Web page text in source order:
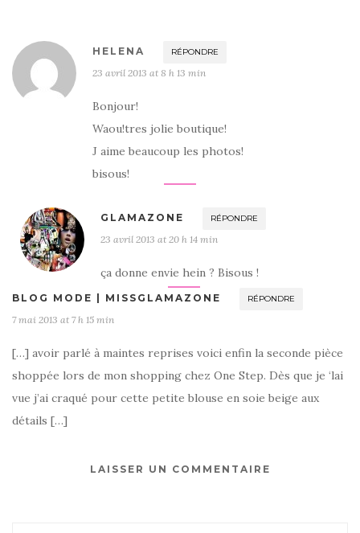
HELENA RÉPONDRE
23 avril 2013 at 8 h 13 min
Bonjour!
Waou!tres jolie boutique!
J aime beaucoup les photos!
bisous!
GLAMAZONE RÉPONDRE
23 avril 2013 at 20 h 14 min
ça donne envie hein ? Bisous !
BLOG MODE | MISSGLAMAZONE RÉPONDRE
7 mai 2013 at 7 h 15 min
[…] avoir parlé à maintes reprises voici enfin la seconde pièce
shoppée lors de mon shopping chez One Step. Dès que je ‘lai
vue j’ai craqué pour cette petite blouse en soie beige aux
détails […]
LAISSER UN COMMENTAIRE